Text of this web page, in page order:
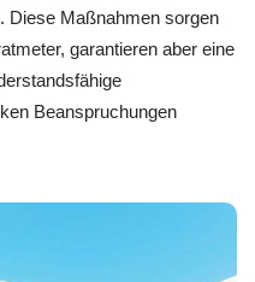
Diese Maßnahmen sorgen
garantieren aber eine
Beanspruchungen